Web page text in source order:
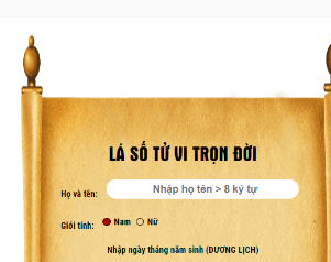
cáo Online
cáo Skype
cáo TVC
cáo Cốc Cốc
ứng dụng hay
Hỏi đáp Website